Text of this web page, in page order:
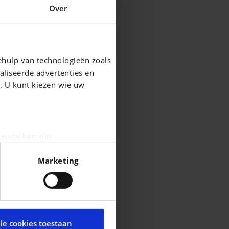
Over
van technologieën zoals
advertenties en
U kunt kiezen wie uw
detailgedeeltein. U
media te bieden en om
met onze partners voor
andere informatie die u
Marketing
cookies toestaan